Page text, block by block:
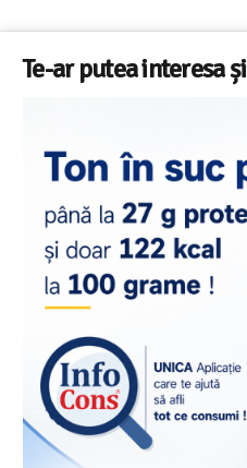
Te-ar putea interesa și